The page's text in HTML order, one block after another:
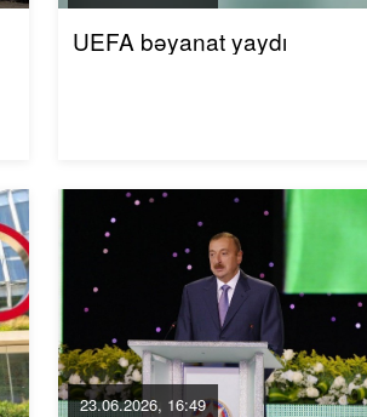
UEFA bəyanat yaydı
23.06.2026, 16:49